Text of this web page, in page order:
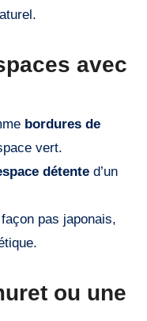
avec
bordures de
vert.
détente d’un
pas japonais,
ou une